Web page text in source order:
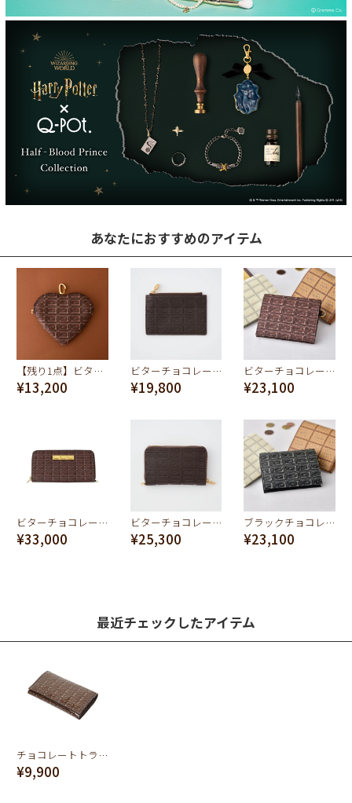
あなたにおすすめのアイテム
【残り1点】ビターチョコレート・ハート コインケース
¥13,200
ビターチョコレートバー フラグメントケース（財布）
¥19,800
ビターチョコレート フラップショートウォレット（財布）
¥23,100
ビターチョコレート ラウンドファスナーウォレット（財布）
¥33,000
ビターチョコレート コンパクト ラウンドファスナー ウォレット（財布）
¥25,300
ブラックチョコレート フラップショートウォレット（財布）
¥23,100
最近チェックしたアイテム
チョコレートトラベルウォレット（財布）
¥9,900